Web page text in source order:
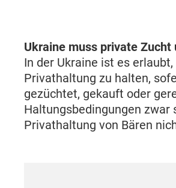
Ukraine muss private
In der Ukraine ist es
Privathaltung zu halten,
gezüchtet, gekauft oder
Haltungsbedingungen zwar
Privathaltung von Bären